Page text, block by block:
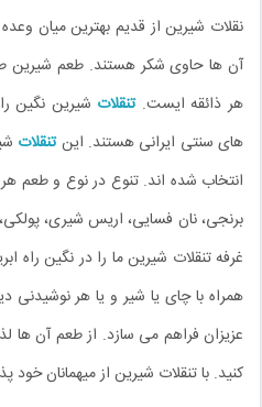
نقلات شیرین از قدیم بهترین میان
آن ها حاوی شکر هستند. طعم شیرین
هر ذائقه ایست.تنقلات شیرین نگین
های سنتی ایرانی هستند. اینتنقلات
انتخاب شده اند. تنوع در نوع و طعم
برنجی، نان فسایی، اریس شیری،
غرفه تنقلات شیرین ما را در نگین
همراه با چای یا شیر و یا هر نوشیدنی
عزیزان فراهم می سازد. از طعم آن ها
کنید. با تنقلات شیرین از میهمانان خود